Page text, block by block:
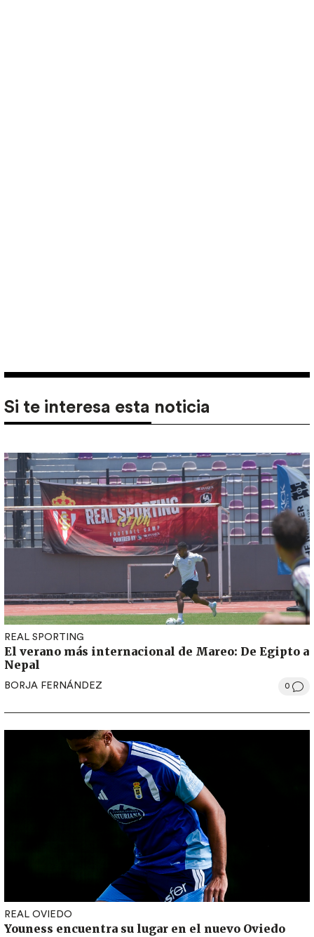
Si te interesa esta noticia
REAL SPORTING
El verano más internacional de Mareo: De Egipto a
Nepal
BORJA FERNÁNDEZ 0
REAL OVIEDO
Youness encuentra su lugar en el nuevo Oviedo